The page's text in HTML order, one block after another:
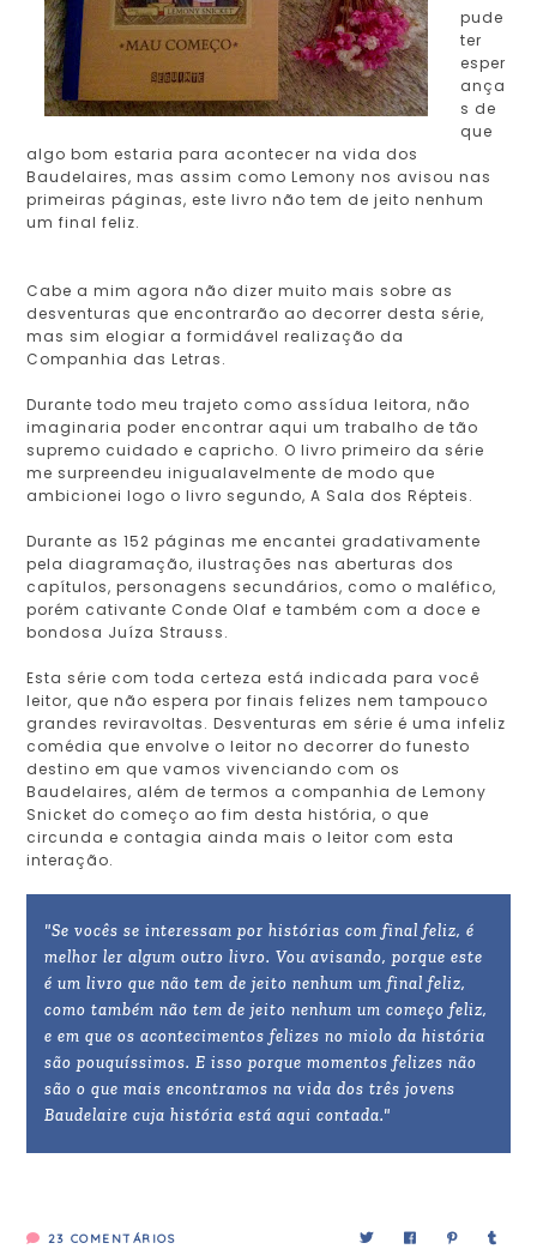
pude
ter
esper
ança
s de
que
algo bom estaria para acontecer na vida dos
Baudelaires, mas assim como Lemony nos avisou nas
primeiras páginas, este livro não tem de jeito nenhum
um final feliz.
Cabe a mim agora não dizer muito mais sobre as
desventuras que encontrarão ao decorrer desta série,
mas sim elogiar a formidável realização da
Companhia das Letras.
Durante todo meu trajeto como assídua leitora, não
imaginaria poder encontrar aqui um trabalho de tão
supremo cuidado e capricho. O livro primeiro da série
me surpreendeu inigualavelmente de modo que
ambicionei logo o livro segundo, A Sala dos Répteis.
Durante as 152 páginas me encantei gradativamente
pela diagramação, ilustrações nas aberturas dos
capítulos, personagens secundários, como o maléfico,
porém cativante Conde Olaf e também com a doce e
bondosa Juíza Strauss.
Esta série com toda certeza está indicada para você
leitor, que não espera por finais felizes nem tampouco
grandes reviravoltas. Desventuras em série é uma infeliz
comédia que envolve o leitor no decorrer do funesto
destino em que vamos vivenciando com os
Baudelaires, além de termos a companhia de Lemony
Snicket do começo ao fim desta história, o que
circunda e contagia ainda mais o leitor com esta
interação.
"Se vocês se interessam por histórias com final feliz, é
melhor ler algum outro livro. Vou avisando, porque este
é um livro que não tem de jeito nenhum um final feliz,
como também não tem de jeito nenhum um começo feliz,
e em que os acontecimentos felizes no miolo da história
são pouquíssimos. E isso porque momentos felizes não
são o que mais encontramos na vida dos três jovens
Baudelaire cuja história está aqui contada."
23 COMENTÁRIOS